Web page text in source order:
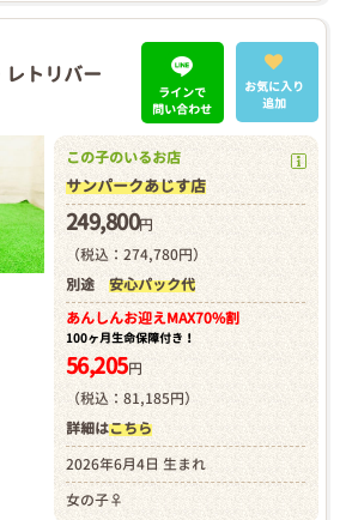
トリバー
ラインで
問い合わせ
お気に入り
追加
この子のいるお店
サンパークあじす店
249,800円
（税込：274,780円）
別途 安心パック代
あんしんお迎えMAX70%割
100ヶ月生命保障付き！
56,205円
（税込：81,185円）
詳細はこちら
2026年6月4日 生まれ
女の子♀